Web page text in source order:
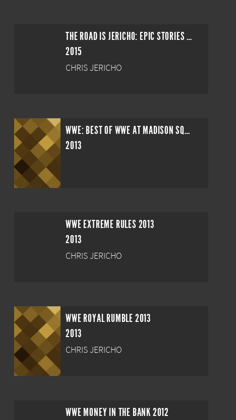
THE ROAD IS JERICHO: EPIC STORIES AND RARE MATCHES FROM Y2J
2015
CHRIS JERICHO
WWE: BEST OF WWE AT MADISON SQUARE GARDEN
2013
WWE EXTREME RULES 2013
2013
CHRIS JERICHO
WWE ROYAL RUMBLE 2013
2013
CHRIS JERICHO
WWE MONEY IN THE BANK 2012